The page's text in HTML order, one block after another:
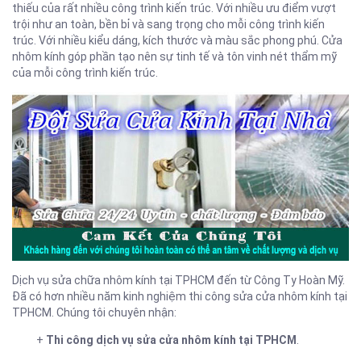
thiếu của rất nhiều công trình kiến trúc. Với nhiều ưu điểm vượt
trội như an toàn, bền bỉ và sang trọng cho mỗi công trình kiến
trúc. Với nhiều kiểu dáng, kích thước và màu sắc phong phú. Cửa
nhôm kính góp phần tạo nên sự tinh tế và tôn vinh nét thẩm mỹ
của mỗi công trình kiến trúc.
Dịch vụ sửa chữa nhôm kính tại TPHCM đến từ Công Ty Hoàn Mỹ.
Đã có hơn nhiều năm kinh nghiệm thi công sửa cửa nhôm kính tại
TPHCM. Chúng tôi chuyên nhận:
+ Thi công dịch vụ sửa cửa nhôm kính tại TPHCM .